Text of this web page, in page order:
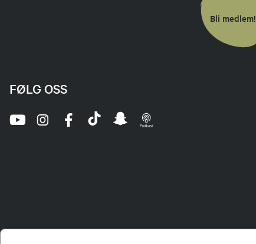
Bli medlem!
FØLG OSS